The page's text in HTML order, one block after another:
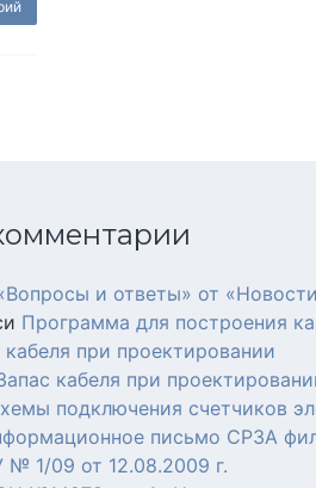
и ответы» от
Программа для построения
кабеля при проектировании
кабеля при
подключения счетчиков
письмо СРЗА
№ 1/09 от 12.08.2009 г.